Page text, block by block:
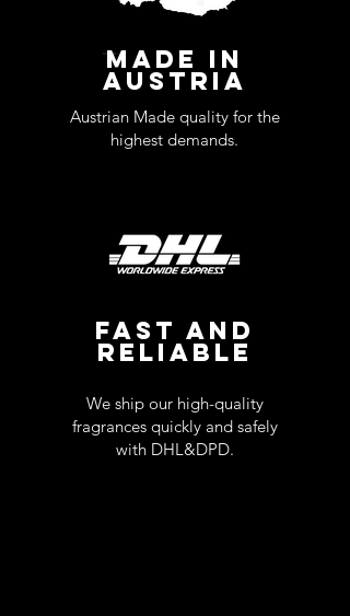
MADE IN
AUSTRIA
Austrian Made quality for the
highest demands.
FAST AND
RELIABLE
We ship our high-quality
fragrances quickly and safely
with DHL&DPD.